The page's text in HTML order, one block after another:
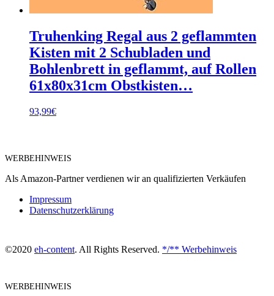
Truhenking Regal aus 2 geflammten
Kisten mit 2 Schubladen und
Bohlenbrett in geflammt, auf Rollen
61x80x31cm Obstkisten…
93,99€
WERBEHINWEIS
Als Amazon-Partner verdienen wir an qualifizierten Verkäufen
Impressum
Datenschutzerklärung
©2020 eh-content. All Rights Reserved. */** Werbehinweis
WERBEHINWEIS